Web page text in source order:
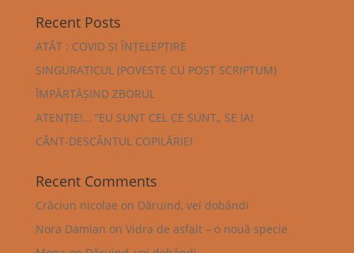
Recent Posts
ATÂT : COVID ȘI ÎNȚELEPȚIRE
SINGURATICUL (POVESTE CU POST SCRIPTUM)
ÎMPĂRTĂȘIND ZBORUL
ATENȚIE!… ”EU SUNT CEL CE SUNT„ SE IA!
CÂNT-DESCÂNTUL COPILĂRIEI
Recent Comments
Crăciun nicolae on Dăruind, vei dobândi
Nora Damian on Vidra de asfalt – o nouă specie